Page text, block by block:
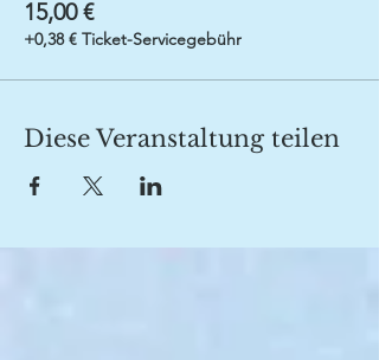
15,00 €
+0,38 € Ticket-Servicegebühr
Diese Veranstaltung teilen